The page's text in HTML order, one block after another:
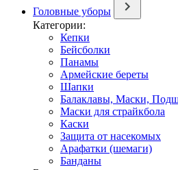
Головные уборы
Категории:
Кепки
Бейсболки
Панамы
Армейские береты
Шапки
Балаклавы, Маски,
Маски для страйкбола
Каски
Защита от насекомых
Арафатки (шемаги)
Банданы